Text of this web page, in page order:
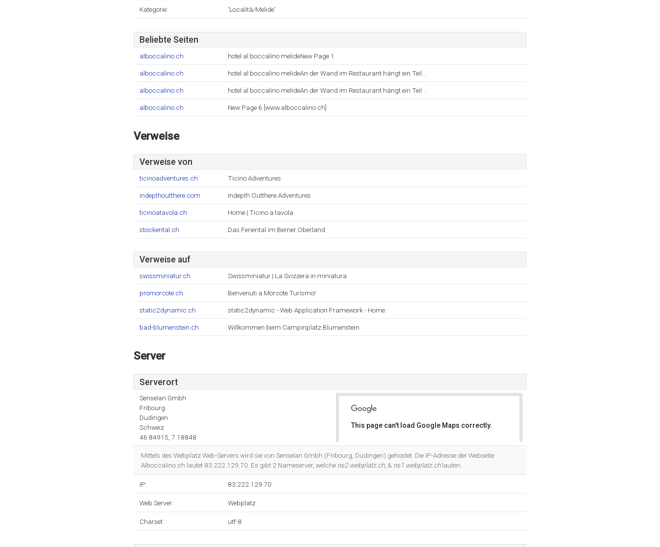
Kategorie: 'Località/Melide'
Beliebte Seiten
alboccalino.ch hotel al boccalino melideNew Page 1
alboccalino.ch hotel al boccalino melideAn der Wand im Restaurant hängt ein Teil ..
alboccalino.ch hotel al boccalino melideAn der Wand im Restaurant hängt ein Teil ..
alboccalino.ch New Page 6 [www.alboccalino.ch]
Verweise
Verweise von
ticinoadventures.ch Ticino Adventures
indepthoutthere.com Indepth Outthere Adventures
ticinoatavola.ch Home | Ticino a tavola
stockental.ch Das Feriental im Berner Oberland
Verweise auf
swissminiatur.ch Swissminiatur | La Svizzera in miniatura
promorcote.ch Benvenuti a Morcote Turismo!
static2dynamic.ch static2dynamic - Web Application Framework - Home
bad-blumenstein.ch Willkommen beim Campinplatz Blumenstein
Server
Serverort
Senselan Gmbh
Fribourg
Dudingen
Schweiz
46.84915, 7.18848
This page can't load Google Maps correctly.
Mittels des Webplatz Web-Servers wird sie von Senselan Gmbh (Fribourg, Dudingen) gehostet. Die IP-Adresse der Webseite
Alboccalino.ch lautet 83.222.129.70. Es gibt 2 Nameserver, welche ns2.webplatz.ch, & ns1.webplatz.chlauten.
IP: 83.222.129.70
Web Server: Webplatz
Charset: utf-8